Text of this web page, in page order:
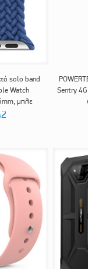
solo band
Watch
μπλε
Sentry